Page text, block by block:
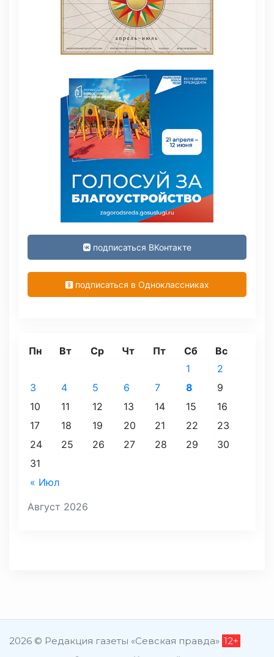
подписаться ВКонтакте
подписаться в Одноклассниках
Август 2026
Пн Вт Ср Чт Пт Сб Вс
« Июл
1
2
3
4 5 6 7 8
9
10
11 12 13 14 15
16
17
18 19 20 21 22
23
24
25 26 27 28 29
30
31
2026 © Редакция газеты «Севская правда» 12+